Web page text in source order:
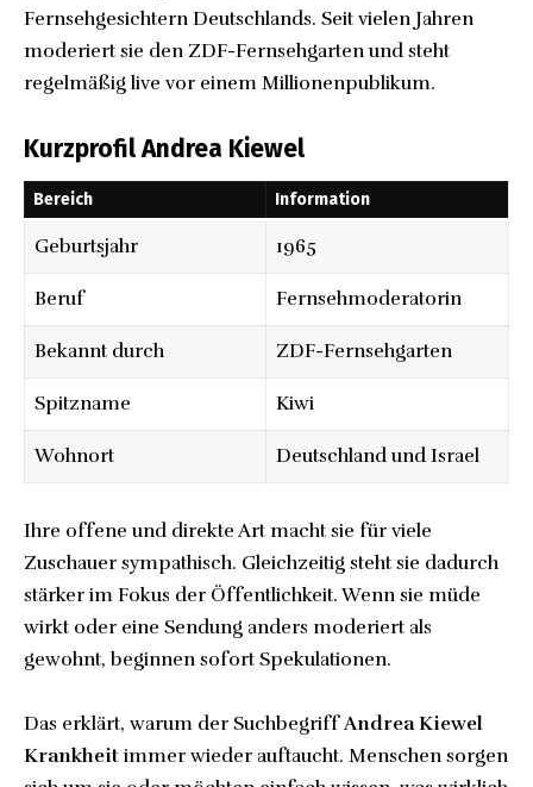
Fernsehgesichtern Deutschlands. Seit vielen Jahren
moderiert sie den ZDF-Fernsehgarten und steht
regelmäßig live vor einem Millionenpublikum.
Kurzprofil Andrea Kiewel
Bereich Information
Geburtsjahr 1965
Beruf Fernsehmoderatorin
Bekannt durch ZDF-Fernsehgarten
Spitzname Kiwi
Wohnort Deutschland und Israel
Ihre offene und direkte Art macht sie für viele
Zuschauer sympathisch. Gleichzeitig steht sie dadurch
stärker im Fokus der Öffentlichkeit. Wenn sie müde
wirkt oder eine Sendung anders moderiert als
gewohnt, beginnen sofort Spekulationen.
Das erklärt, warum der SuchbegriffAndrea Kiewel
Krankheit immer wieder auftaucht. Menschen sorgen